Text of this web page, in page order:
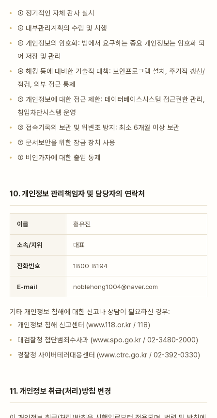
① 정기적인 자체 감사 실시
② 내부관리계획의 수립 및 시행
③ 개인정보의 암호화: 법에서 요구하는 중요 개인정보는 암호화 되
어 저장 및 관리
④ 해킹 등에 대비한 기술적 대책: 보안프로그램 설치, 주기적 갱신/
점검, 외부 접근 통제
⑤ 개인정보에 대한 접근 제한: 데이터베이스시스템 접근권한 관리,
침입차단시스템 운영
⑥ 접속기록의 보관 및 위변조 방지: 최소 6개월 이상 보관
⑦ 문서보안을 위한 잠금 장치 사용
⑧ 비인가자에 대한 출입 통제
10. 개인정보 관리책임자 및 담당자의 연락처
이름 홍유진
소속/지위 대표
전화번호 1800-8194
E-mail noblehong1004@naver.com
기타 개인정보 침해에 대한 신고나 상담이 필요하신 경우:
개인정보 침해 신고센터 (www.118.or.kr / 118)
대검찰청 첨단범죄수사과 (www.spo.go.kr / 02-3480-2000)
경찰청 사이버테러대응센터 (www.ctrc.go.kr / 02-392-0330)
11. 개인정보 취급(처리)방침 변경